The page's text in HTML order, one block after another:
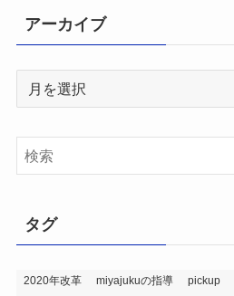
アーカイブ
イ
タグ
2020年改革 miyajukuの指導 pickup